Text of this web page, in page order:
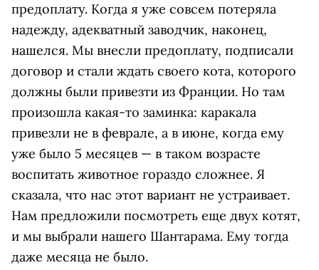
предоплату. Когда я уже совсем потеряла
надежду, адекватный заводчик, наконец,
нашелся. Мы внесли предоплату, подписали
договор и стали ждать своего кота, которого
должны были привезти из Франции. Но там
произошла какая-то заминка: каракала
привезли не в феврале, а в июне, когда ему
уже было 5 месяцев — в таком возрасте
воспитать животное гораздо сложнее. Я
сказала, что нас этот вариант не устраивает.
Нам предложили посмотреть еще двух котят,
и мы выбрали нашего Шантарама. Ему тогда
даже месяца не было.